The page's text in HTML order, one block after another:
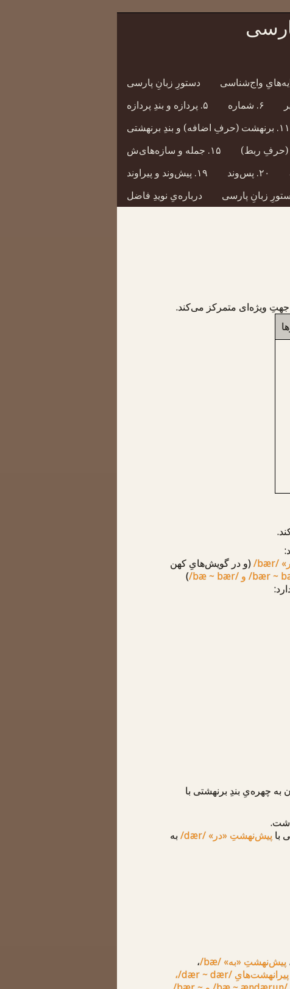
دستورِ زبانِ پارسی
۵. پردازه و بندِ پردازه
۶. شماره
۱۱. برنهشت (حرفِ اضافه) و بندِ برنهشتی
۱۵. جمله و سازه‌های‌ش
۱۹. پیش‌وند و پیراوند
۲۰. پس‌وند
درباره‌یِ نویدِ فاضل
زبانِ پارسی
ویژه‌ای متمرکز می‌کند.
/bær/ (و در گویش‌هایِ کهن
/bær ~ و/bæ ~ bær/
)
به چهره‌یِ بندِ برنهشتی با
باپیش‌نهشتِ «در»/dær/ به
پیش‌نهشتِ «به»/bæ/،
پیرانهشت‌هایِ/dær ~ dær/،